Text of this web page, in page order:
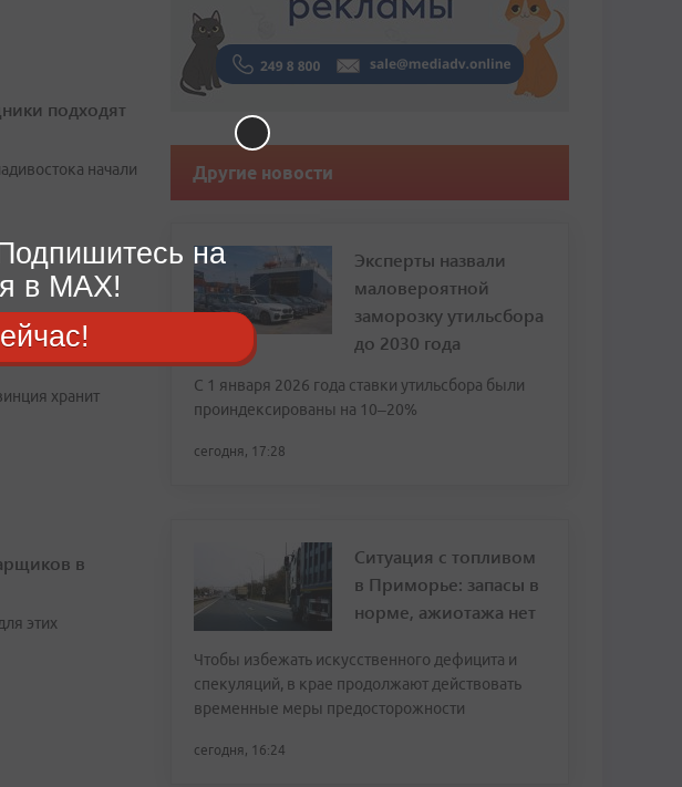
подходят
начали
провинция
хранит
в
этих
Другие новости
Эксперты назвали
маловероятной
заморозку утильсбора
до 2030 года
С 1 января 2026 года ставки утильсбора были
проиндексированы на 10–20%
сегодня, 17:28
Ситуация с топливом
в Приморье: запасы в
норме, ажиотажа нет
Чтобы избежать искусственного дефицита и
спекуляций, в крае продолжают действовать
временные меры предосторожности
сегодня, 16:24
на
в MAX!